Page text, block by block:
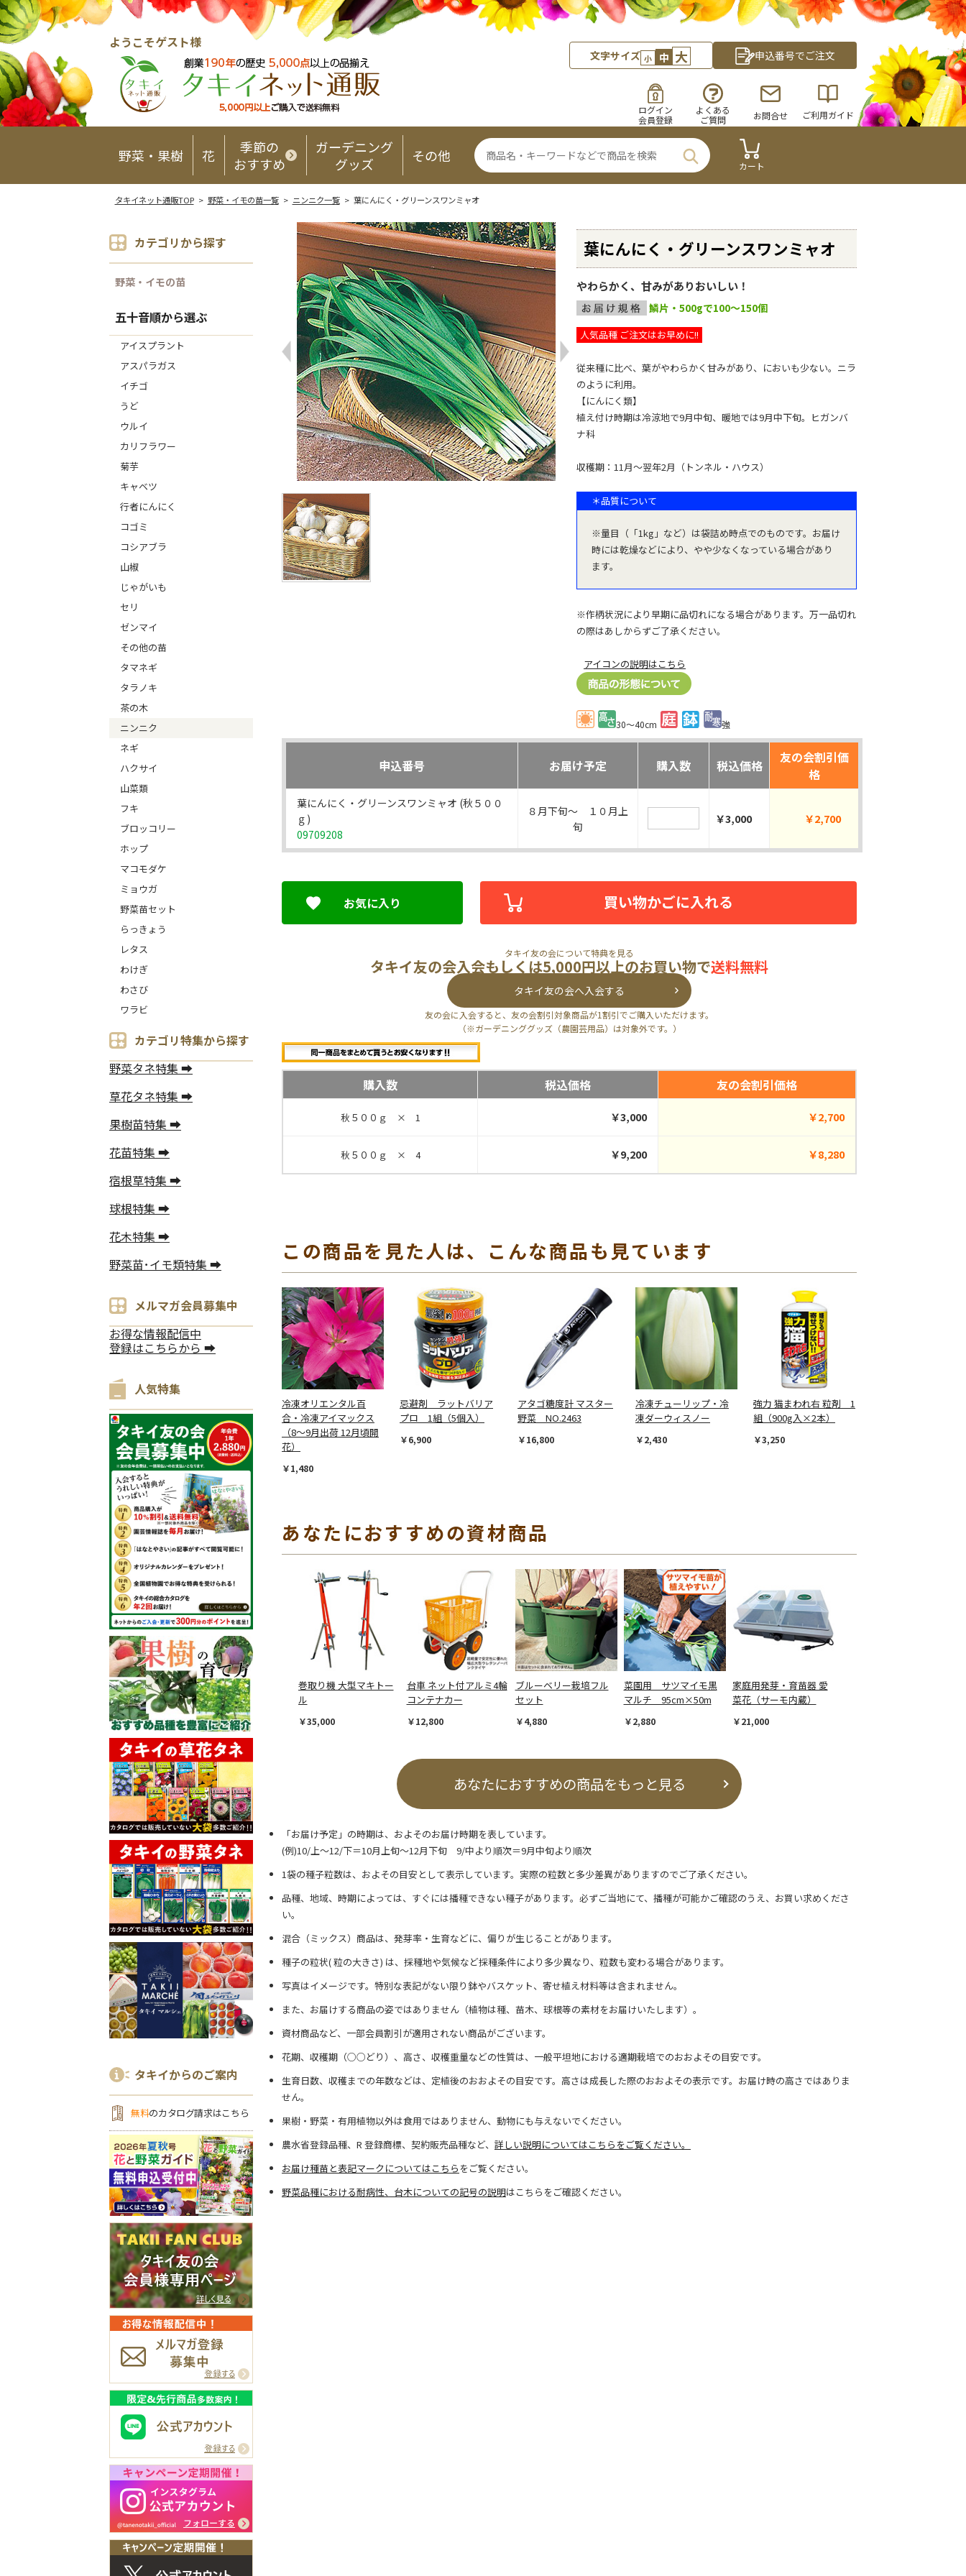
ようこそゲスト様
文字サイズ 小 中 大 申込番号でご注文
ログイン
会員登録
よくある
ご質問
お問合せ ご利用ガイド
野菜・果樹 花
季節の
おすすめ
ガーデニング
グッズ
その他
カート
タキイネット通販TOP> 野菜・イモの苗一覧> ニンニク一覧> 葉にんにく・グリーンスワンミャオ
カテゴリから探す
野菜・イモの苗
五十音順から選ぶ
アイスプラント
アスパラガス
イチゴ
うど
ウルイ
カリフラワー
菊芋
キャベツ
行者にんにく
コゴミ
コシアブラ
山椒
じゃがいも
セリ
ゼンマイ
その他の苗
タマネギ
タラノキ
茶の木
ニンニク
ネギ
ハクサイ
山菜類
フキ
ブロッコリー
ホップ
マコモダケ
ミョウガ
野菜苗セット
らっきょう
レタス
わけぎ
わさび
ワラビ
カテゴリ特集から探す
野菜タネ特集 ➡
草花タネ特集 ➡
果樹苗特集 ➡
花苗特集 ➡
宿根草特集 ➡
球根特集 ➡
花木特集 ➡
野菜苗･イモ類特集 ➡
メルマガ会員募集中
お得な情報配信中
登録はこちらから ➡
人気特集
タキイからのご案内
無料のカタログ請求はこちら
葉にんにく・グリーンスワンミャオ
やわらかく、甘みがありおいしい！
鱗片・500gで100～150個
人気品種 ご注文はお早めに!!
従来種に比べ、葉がやわらかく甘みがあり、においも少ない。ニラ
のように利用。
【にんにく類】
植え付け時期は冷涼地で9月中旬、暖地では9月中下旬。ヒガンバ
ナ科
収穫期：11月～翌年2月（トンネル・ハウス）
＊品質について
※量目（「1kg」など）は袋詰め時点でのものです。お届け
時には乾燥などにより、やや少なくなっている場合があり
ます。
※作柄状況により早期に品切れになる場合があります。万一品切れ
の際はあしからずご了承ください。
アイコンの説明はこちら
30～40cm 強
申込番号 お届け予定 購入数 税込価格
友の会割引価
格
葉にんにく・グリーンスワンミャオ (秋５００
ｇ)
09709208
８月下旬～ １０月上
旬
￥3,000 ￥2,700
お気に入り 買い物かごに入れる
タキイ友の会について特典を見る
タキイ友の会入会もしくは5,000円以上のお買い物で送料無料
タキイ友の会へ入会する
友の会に入会すると、友の会割引対象商品が1割引でご購入いただけます。
（※ガーデニンググッズ（農園芸用品）は対象外です。）
購入数 税込価格 友の会割引価格
秋５００ｇ × 1 ￥3,000 ￥2,700
秋５００ｇ × 4 ￥9,200 ￥8,280
この商品を見た人は、こんな商品も見ています
冷凍オリエンタル百
合・冷凍アイマックス
（8～9月出荷 12月頃開
花）
￥1,480
忌避剤 ラットバリア
プロ 1組（5個入）
￥6,900
アタゴ糖度計 マスター
野菜 NO.2463
￥16,800
冷凍チューリップ・冷
凍ダーウィスノー
￥2,430
強力 猫まわれ右 粒剤 1
組（900g入×2本）
￥3,250
あなたにおすすめの資材商品
巻取り機 大型マキトー
ル
￥35,000
台車 ネット付アルミ4輪
コンテナカー
￥12,800
ブルーベリー栽培フル
セット
￥4,880
菜園用 サツマイモ黒
マルチ 95cm×50m
￥2,880
家庭用発芽・育苗器 愛
菜花（サーモ内蔵）
￥21,000
あなたにおすすめの商品をもっと見る
「お届け予定」の時期は、およそのお届け時期を表しています。
(例)10/上～12/下＝10月上旬～12月下旬 9/中より順次＝9月中旬より順次
1袋の種子粒数は、およその目安として表示しています。実際の粒数と多少差異がありますのでご了承ください。
品種、地域、時期によっては、すぐには播種できない種子があります。必ずご当地にて、播種が可能かご確認のうえ、お買い求めくださ
い。
混合（ミックス）商品は、発芽率・生育などに、偏りが生じることがあります。
種子の粒状( 粒の大きさ) は、採種地や気候など採種条件により多少異なり、粒数も変わる場合があります。
写真はイメージです。特別な表記がない限り鉢やバスケット、寄せ植え材料等は含まれません。
また、お届けする商品の姿ではありません（植物は種、苗木、球根等の素材をお届けいたします）。
資材商品など、一部会員割引が適用されない商品がございます。
花期、収穫期（○○どり）、高さ、収穫重量などの性質は、一般平坦地における適期栽培でのおおよその目安です。
生育日数、収穫までの年数などは、定植後のおおよその目安です。高さは成長した際のおおよその表示です。お届け時の高さではありま
せん。
果樹・野菜・有用植物以外は食用ではありません、動物にも与えないでください。
農水省登録品種、R 登録商標、契約販売品種など、 詳しい説明についてはこちらをご覧ください。
お届け種苗と表記マークについてはこちら をご覧ください。
野菜品種における耐病性、台木についての記号の説明はこちらをご確認ください。